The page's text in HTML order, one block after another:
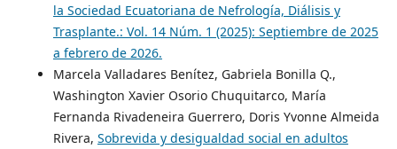
la Sociedad Ecuatoriana de Nefrología, Diálisis y
Trasplante.: Vol. 14 Núm. 1 (2025): Septiembre de 2025
a febrero de 2026.
Marcela Valladares Benítez, Gabriela Bonilla Q.,
Washington Xavier Osorio Chuquitarco, María
Fernanda Rivadeneira Guerrero, Doris Yvonne Almeida
Rivera, Sobrevida y desigualdad social en adultos